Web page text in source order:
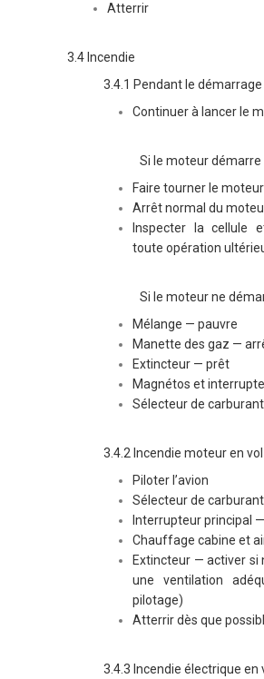
Atterrir
3.4 Incendie
3.4.1 Pendant le démarrage
Continuer à lancer le
Si le moteur démarre
Faire tourner le
Arrêt normal du
Inspecter la cellule
toute opération
Si le moteur ne
Mélange — pauvre
Manette des gaz —
Extincteur — prêt
Magnétos et
Sélecteur de
3.4.2 Incendie moteur en vol
Piloter l’avion
Sélecteur de
Interrupteur principal
Chauffage cabine et
Extincteur — activer si
une ventilation
pilotage)
Atterrir dès que
3.4.3 Incendie électrique en